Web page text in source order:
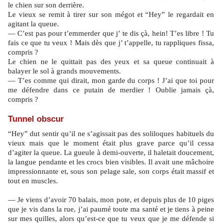
le chien sur son derrière.
Le vieux se remit à tirer sur son mégot et “Hey” le regardait en
agitant la queue.
— C’est pas pour t’emmerder que j’ te dis çà, hein! T’es libre ! Tu
fais ce que tu veux ! Mais dès que j’ t’appelle, tu rappliques fissa,
compris ?
Le chien ne le quittait pas des yeux et sa queue continuait à
balayer le sol à grands mouvements.
— T’es comme qui dirait, mon garde du corps ! J’ai que toi pour
me défendre dans ce putain de merdier ! Oublie jamais çà,
compris ?
Tunnel obscur
“Hey” dut sentir qu’il ne s’agissait pas des soliloques habituels du
vieux mais que le moment était plus grave parce qu’il cessa
d’agiter la queue. La gueule à demi-ouverte, il haletait doucement,
la langue pendante et les crocs bien visibles. Il avait une mâchoire
impressionnante et, sous son pelage sale, son corps était massif et
tout en muscles.
— Je viens d’avoir 70 balais, mon pote, et depuis plus de 10 piges
que je vis dans la rue, j’ai paumé toute ma santé et je tiens à peine
sur mes quilles, alors qu’est-ce que tu veux que je me défende si